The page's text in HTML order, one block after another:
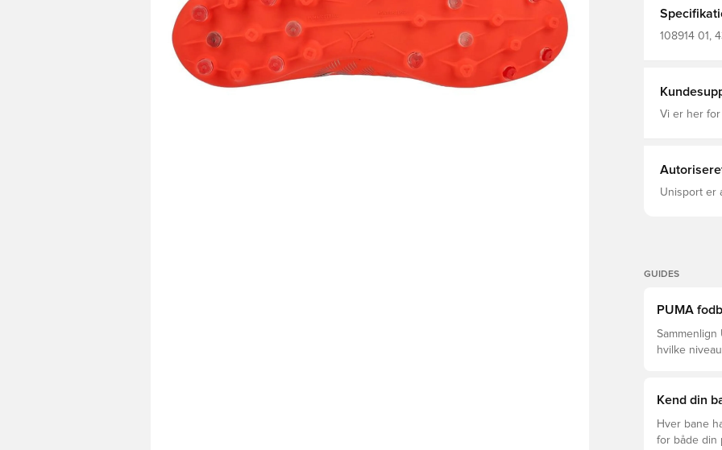
holdbarhed
forbedret
108914 01,
Vi er her
Unisport er
GUIDES
PUMA
Sammenlign
hvilke
Kend din
Hver bane
for både din